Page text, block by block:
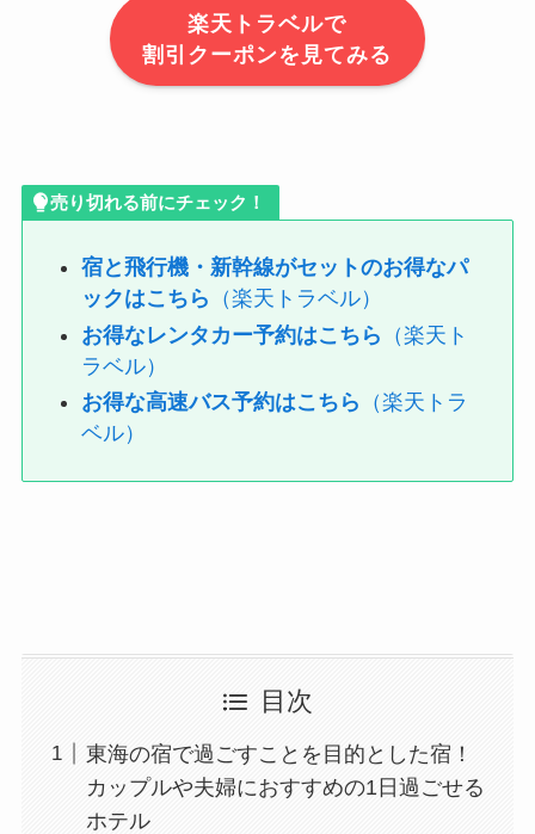
楽天トラベルで
割引クーポンを見てみる
売り切れる前にチェック！
宿と飛行機・新幹線がセットのお得なパ
ックはこちら
（楽天トラベル）
お得なレンタカー予約はこちら
（楽天ト
ラベル）
お得な高速バス予約はこちら
（楽天トラ
ベル）
目次
東海の宿で過ごすことを目的とした宿！
カップルや夫婦におすすめの1日過ごせる
ホテル